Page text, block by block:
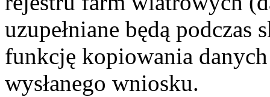
uzupełniane będą
funkcję kopiowania
wysłanego wniosku.